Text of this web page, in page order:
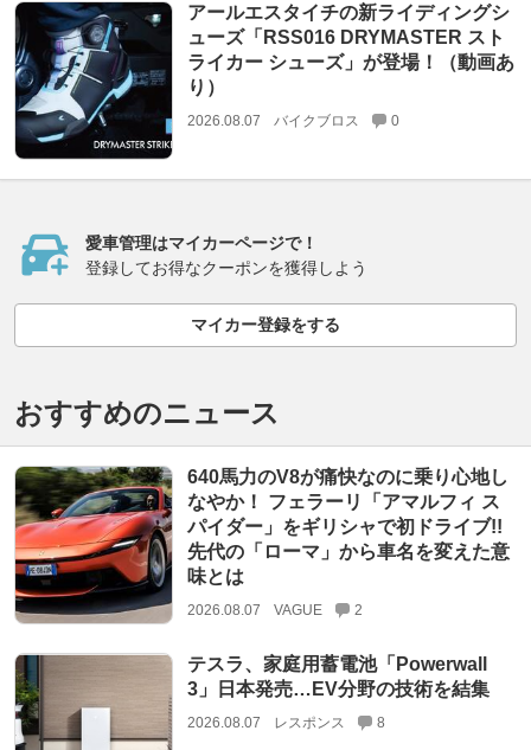
アールエスタイチの新ライディングシ
ューズ「RSS016 DRYMASTER スト
ライカー シューズ」が登場！（動画あ
り）
2026.08.07 バイクブロス 0
愛車管理はマイカーページで！
登録してお得なクーポンを獲得しよう
マイカー登録をする
おすすめのニュース
640馬力のV8が痛快なのに乗り心地し
なやか！ フェラーリ「アマルフィ ス
パイダー」をギリシャで初ドライブ!!
先代の「ローマ」から車名を変えた意
味とは
2026.08.07 VAGUE 2
テスラ、家庭用蓄電池「Powerwall
3」日本発売…EV分野の技術を結集
2026.08.07 レスポンス 8